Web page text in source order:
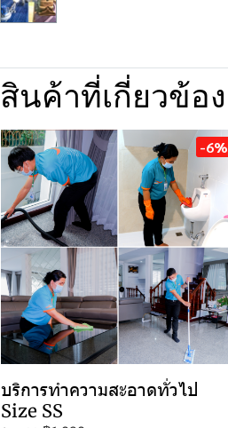
สินค้าที่เกี่ยวข้อง
-6%
บริการทำความสะอาดทั่วไป
Size SS